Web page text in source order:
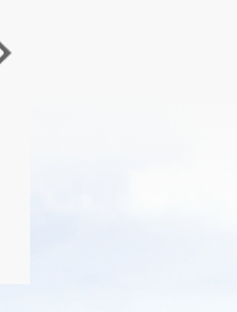
端點，冬季海浪拍打
岸，旺盛的侵蝕作